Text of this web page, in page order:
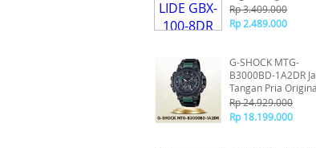
Rp 3.409.000
Rp 2.489.000
G-SHOCK MTG-
B3000BD-1A2DR
Tangan Pria
Rp 24.929.000
Rp 18.199.000